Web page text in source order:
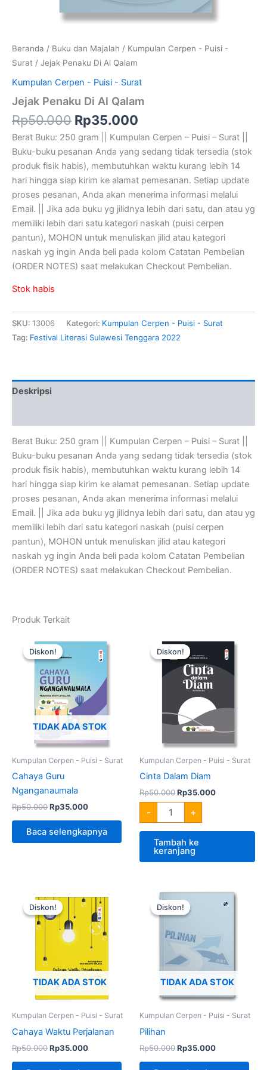
Beranda / Buku dan Majalah / Kumpulan Cerpen - Puisi -
Surat / Jejak Penaku Di Al Qalam
Kumpulan Cerpen - Puisi - Surat
Jejak Penaku Di Al Qalam
Rp50.000 Rp35.000
Berat Buku: 250 gram || Kumpulan Cerpen – Puisi – Surat ||
Buku-buku pesanan Anda yang sedang tidak tersedia (stok
produk fisik habis), membutuhkan waktu kurang lebih 14
hari hingga siap kirim ke alamat pemesanan. Setiap update
proses pesanan, Anda akan menerima informasi melalui
Email. || Jika ada buku yg jilidnya lebih dari satu, dan atau yg
memiliki lebih dari satu kategori naskah (puisi cerpen
pantun), MOHON untuk menuliskan jilid atau kategori
naskah yg ingin Anda beli pada kolom Catatan Pembelian
(ORDER NOTES) saat melakukan Checkout Pembelian.
Stok habis
SKU: 13006 Kategori: Kumpulan Cerpen - Puisi - Surat
Tag: Festival Literasi Sulawesi Tenggara 2022
Deskripsi
Berat Buku: 250 gram || Kumpulan Cerpen – Puisi – Surat ||
Buku-buku pesanan Anda yang sedang tidak tersedia (stok
produk fisik habis), membutuhkan waktu kurang lebih 14
hari hingga siap kirim ke alamat pemesanan. Setiap update
proses pesanan, Anda akan menerima informasi melalui
Email. || Jika ada buku yg jilidnya lebih dari satu, dan atau yg
memiliki lebih dari satu kategori naskah (puisi cerpen
pantun), MOHON untuk menuliskan jilid atau kategori
naskah yg ingin Anda beli pada kolom Catatan Pembelian
(ORDER NOTES) saat melakukan Checkout Pembelian.
Produk Terkait
Diskon!
TIDAK ADA STOK
Diskon!
Kumpulan Cerpen - Puisi - Surat
Cahaya Guru
Nganganaumala
Rp50.000
aslinya
adalah:
Rp50.000.
Rp35.000
Rp35.000.
Baca selengkapnya
Diskon!
Diskon!
Kumpulan Cerpen - Puisi - Surat
Cinta Dalam Diam
Rp50.000
aslinya
adalah:
Rp50.000.
Rp35.000
saat
adalah:
Rp35.000.
-
Cinta
Dalam
Diam
+
Tambah ke
keranjang
Diskon!
TIDAK ADA STOK
Diskon!
Kumpulan Cerpen - Puisi - Surat
Cahaya Waktu Perjalanan
Rp50.000
aslinya
adalah:
Rp50.000.
Rp35.000
saat
ini
adalah:
Rp35.000.
Diskon!
TIDAK ADA STOK
Diskon!
Kumpulan Cerpen - Puisi - Surat
Pilihan
Rp50.000
Harga
aslinya
adalah:
Rp35.000
Harga
saat
Rp35.000.